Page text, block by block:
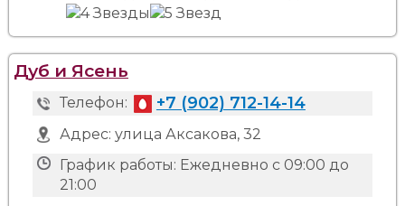
Дуб и Ясень
Телефон: +7 (902) 712-14-14
Адрес: улица Аксакова, 32
График работы: Ежедневно с 09:00 до
21:00